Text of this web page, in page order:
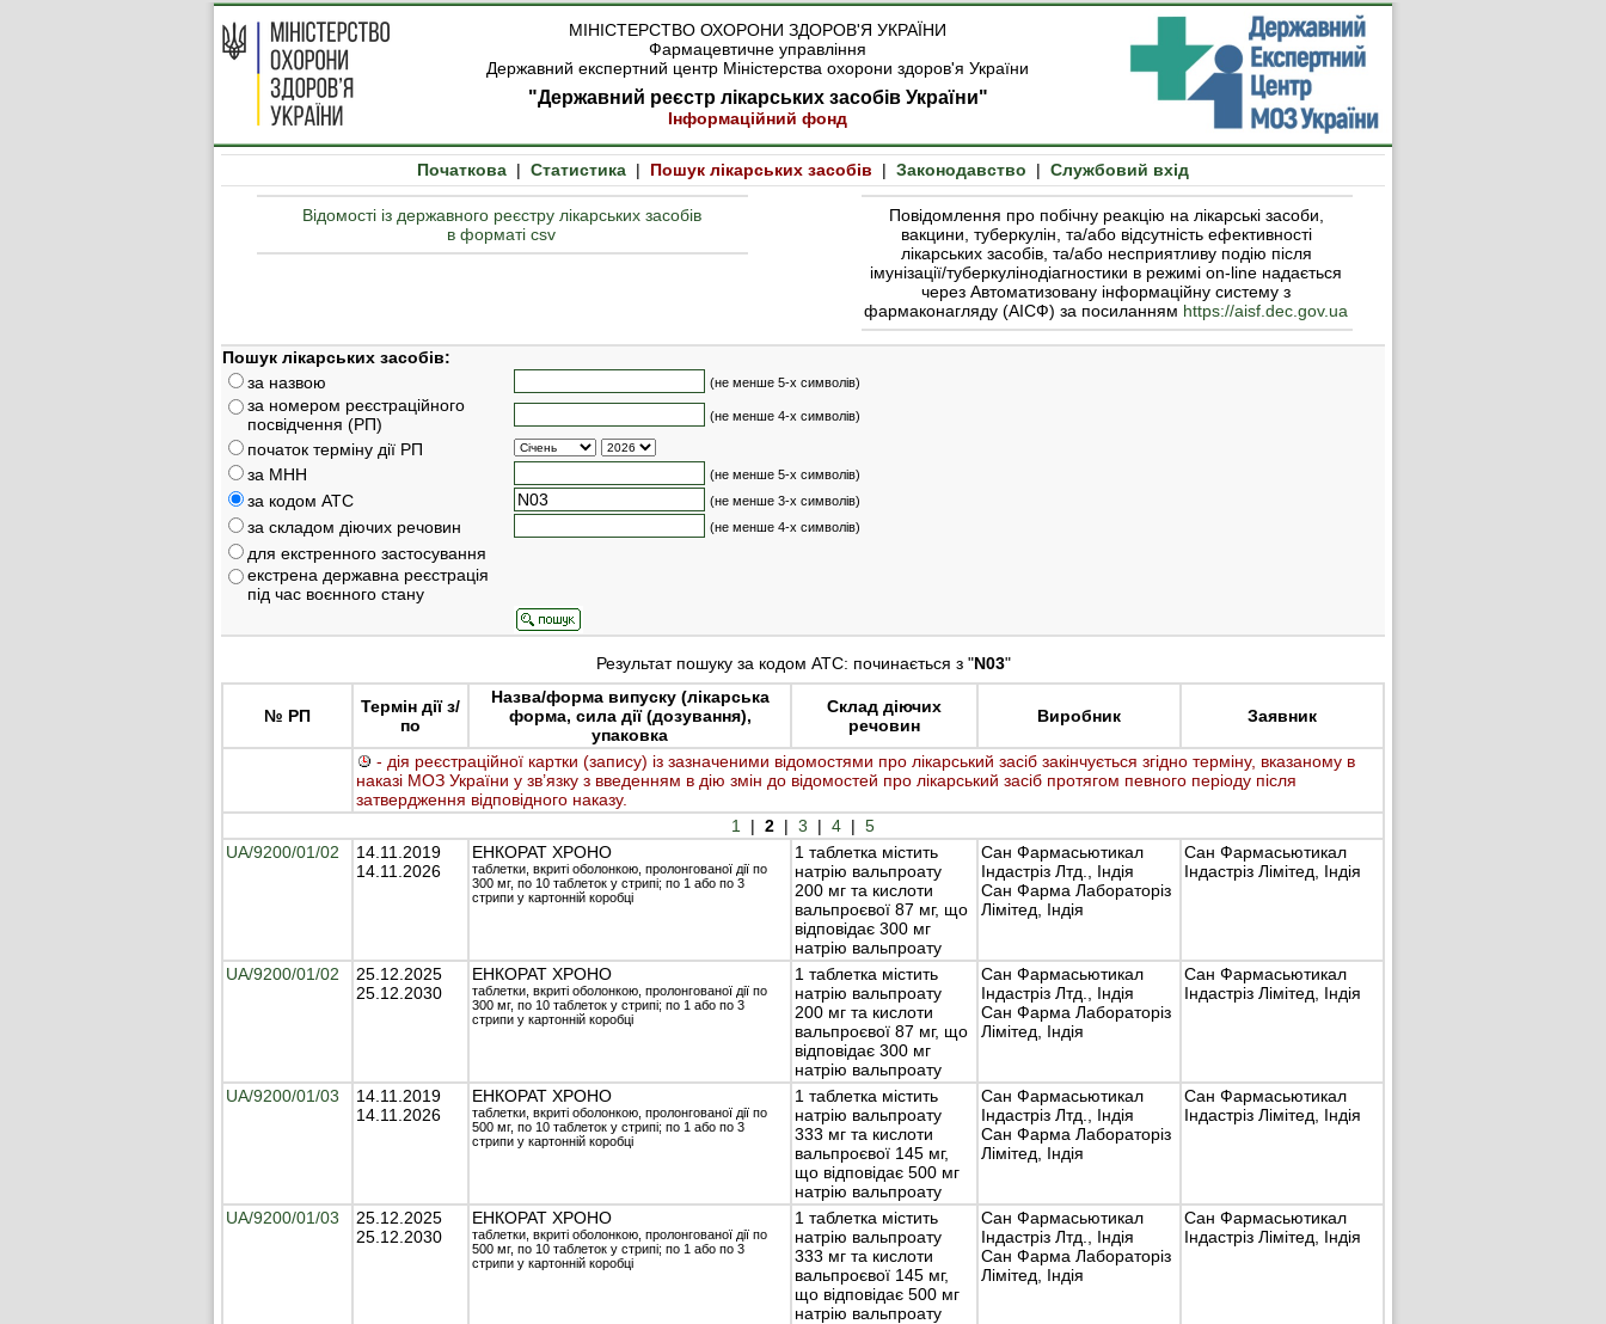
МІНІСТЕРСТВО ОХОРОНИ ЗДОРОВ'Я УКРАЇНИ
Фармацевтичне управління
Державний експертний центр Міністерства охорони здоров'я України
"Державний реєстр лікарських засобів України"
Інформаційний фонд
Початкова | Статистика | Пошук лікарських засобів | Законодавство | Службовий вхід
Відомості із державного реєстру лікарських засобів
в форматі csv
Повідомлення про побічну реакцію на лікарські засоби,
вакцини, туберкулін, та/або відсутність ефективності
лікарських засобів, та/або несприятливу подію після
імунізації/туберкулінодіагностики в режимі on-line надається
через Автоматизовану інформаційну систему з
фармаконагляду (АІСФ) за посиланням https://aisf.dec.gov.ua
Пошук лікарських засобів:
за назвою
(не менше 5-х символів)
за номером реєстраційного
посвідчення (РП)
(не менше 4-х символів)
початок терміну дії РП
за МНН
(не менше 5-х символів)
за кодом АТС (не менше 3-х символів)
за складом діючих речовин (не менше 4-х символів)
для екстренного застосування
екстрена державна реєстрація
під час воєнного стану
Результат пошуку за кодом АТС: починається з "N03"
№ РП
Термін дії з/
по
Назва/форма випуску (лікарська
форма, сила дії (дозування),
упаковка
Склад діючих
речовин
Виробник Заявник
- дія реєстраційної картки (запису) із зазначеними відомостями про лікарський засіб закінчується згідно терміну, вказаному в
наказі МОЗ України у зв’язку з введенням в дію змін до відомостей про лікарський засіб протягом певного періоду після
затвердження відповідного наказу.
1
| 2 | 3 | 4 | 5
UA/9200/01/02
14.11.2019
14.11.2026
ЕНКОРАТ ХРОНО
таблетки, вкриті оболонкою, пролонгованої дії по
300 мг, по 10 таблеток у стрипі; по 1 або по 3
стрипи у картонній коробці
1 таблетка містить
натрію вальпроату
200 мг та кислоти
вальпроєвої 87 мг, що
відповідає 300 мг
натрію вальпроату
Сан Фармасьютикал
Індастріз Лтд., Індія
Сан Фарма Лабораторіз
Лімітед, Індія
Сан Фармасьютикал
Індастріз Лімітед, Індія
UA/9200/01/02
25.12.2025
25.12.2030
ЕНКОРАТ ХРОНО
таблетки, вкриті оболонкою, пролонгованої дії по
300 мг, по 10 таблеток у стрипі; по 1 або по 3
стрипи у картонній коробці
1 таблетка містить
натрію вальпроату
200 мг та кислоти
вальпроєвої 87 мг, що
відповідає 300 мг
натрію вальпроату
Сан Фармасьютикал
Індастріз Лтд., Індія
Сан Фарма Лабораторіз
Лімітед, Індія
Сан Фармасьютикал
Індастріз Лімітед, Індія
UA/9200/01/03
14.11.2019
14.11.2026
ЕНКОРАТ ХРОНО
таблетки, вкриті оболонкою, пролонгованої дії по
500 мг, по 10 таблеток у стрипі; по 1 або по 3
стрипи у картонній коробці
1 таблетка містить
натрію вальпроату
333 мг та кислоти
вальпроєвої 145 мг,
що відповідає 500 мг
натрію вальпроату
Сан Фармасьютикал
Індастріз Лтд., Індія
Сан Фарма Лабораторіз
Лімітед, Індія
Сан Фармасьютикал
Індастріз Лімітед, Індія
UA/9200/01/03
25.12.2025
25.12.2030
ЕНКОРАТ ХРОНО
таблетки, вкриті оболонкою, пролонгованої дії по
500 мг, по 10 таблеток у стрипі; по 1 або по 3
стрипи у картонній коробці
1 таблетка містить
натрію вальпроату
333 мг та кислоти
вальпроєвої 145 мг,
що відповідає 500 мг
натрію вальпроату
Сан Фармасьютикал
Індастріз Лтд., Індія
Сан Фарма Лабораторіз
Лімітед, Індія
Сан Фармасьютикал
Індастріз Лімітед, Індія